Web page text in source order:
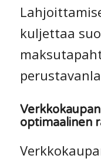
kuljettaa
optimaalinen